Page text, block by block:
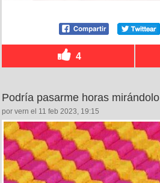
4
Podría pasarme horas mirándolo
por vern el 11 feb 2023, 19:15